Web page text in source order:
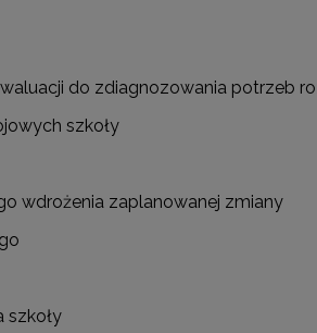
do zdiagnozowania potrzeb
szkoły
wdrożenia zaplanowanej zmiany
szkoły